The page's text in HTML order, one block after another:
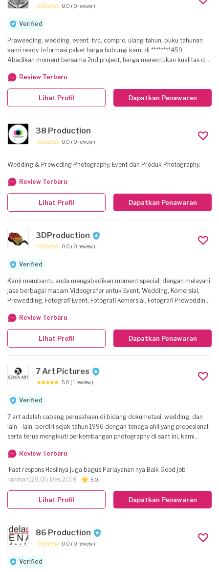
0.0 ( 0 review )
Verified
Praweeding, wedding, event, tvc, compro, ulang tahun, buku tahunan
kami ready. Informasi paket harga hubungi kami di ********459.
Abadikan moment bersama 2nd project, harga menentukan kualitas dan
kami berikan akan membuat anda puas!! #salamjepret
Review Terbaru
Dapatkan Penawaran
Lihat Profil
38 Production
0.0 ( 0 review )
Wedding & Preweding Photography, Event dan Produk Photography.
Review Terbaru
Dapatkan Penawaran
Lihat Profil
3DProduction
0.0 ( 0 review )
Verified
Kami membantu anda mengabadikan moment special, dengan melayani
jasa berbagai macam Videografer untuk Event, Wedding, Komersial,
Prewedding, Fotografi Event, Fotografi Komersial, Fotografi Prewedding,
menarik dengan jasa Fotografi Produk, maupun Fotografi Makanan.
Review Terbaru
Dapatkan Penawaran
Lihat Profil
7 Art Pictures
5.0 ( 1 review )
Verified
7 art adalah cabang perusahaan di bidang dokumetasi, wedding, dan
lain - lain. berdiri sejak tahun 1996 dengan tenaga ahli yang propesional,
serta terus mengikuti perkembangan photography di saat ini, kami
segi alat, hasil akhir, dan tenaga-tenaga profesional yang fresh dan
berkualitas, dengan standart broadcsting. dan kami dapat memenuhi
seluruh kebutuhan dokumentasi yang klien inginkan.
Review Terbaru
'Fast respons Hasilnya juga bagus Parlayanan nya Baik Good job '
rahman129,05 Des 2018 5,0
Dapatkan Penawaran
Lihat Profil
86 Production
0.0 ( 0 review )
Verified